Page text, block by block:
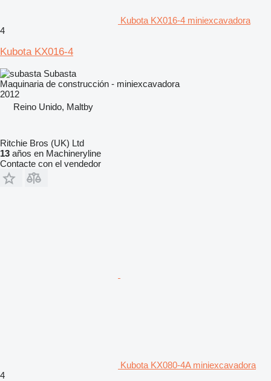
Kubota KX016-4 miniexcavadora
4
Kubota KX016-4
Subasta
Maquinaria de construcción - miniexcavadora
2012
Reino Unido, Maltby
Ritchie Bros (UK) Ltd
13 años en Machineryline
Contacte con el vendedor
Kubota KX080-4A miniexcavadora
4